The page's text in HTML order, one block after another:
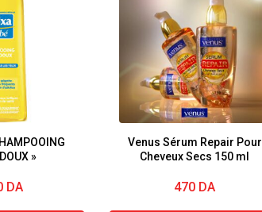
»
DA
Venus Sérum Repair Pour
Cheveux Secs 150 ml
470 DA